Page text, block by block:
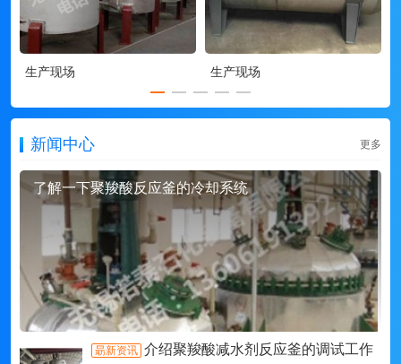
生产现场 生产现场
新闻中心 更多
了解一下聚羧酸反应釜的冷却系统
朂新资讯 介绍聚羧酸减水剂反应釜的调试工作